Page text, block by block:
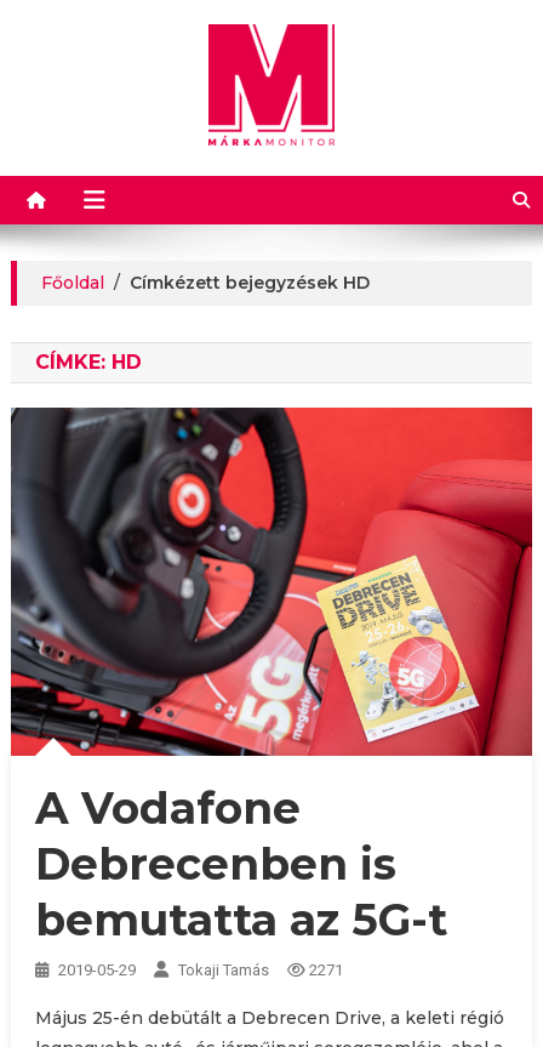
Márkamonitor
Főoldal / Címkézett bejegyzések HD
CÍMKE: HD
A Vodafone
Debrecenben is
bemutatta az 5G-t
2019-05-29 Tokaji Tamás 2271
Május 25-én debütált a Debrecen Drive, a keleti régió